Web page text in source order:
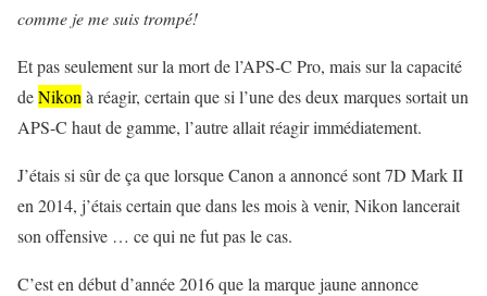
comme je me suis trompé!
Et pas seulement sur la mort de l’APS-C Pro, mais sur la capacité
deNikon à réagir, certain que si l’une des deux marques sortait un
APS-C haut de gamme, l’autre allait réagir immédiatement.
J’étais si sûr de ça que lorsque Canon a annoncé sont 7D Mark II
en 2014, j’étais certain que dans les mois à venir, Nikon lancerait
son offensive … ce qui ne fut pas le cas.
C’est en début d’année 2016 que la marque jaune annonce